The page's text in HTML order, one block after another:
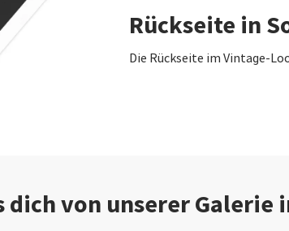
Rückseite in
Die Rückseite im Vintage-
dich von unserer Galerie